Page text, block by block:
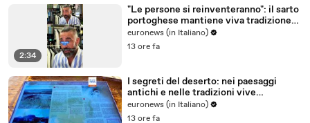
2:34
"Le persone si reinventeranno": il sarto
portoghese mantiene viva tradizione
degli abiti su misura
euronews (in Italiano)
13 ore fa
I segreti del deserto: nei paesaggi
antichi e nelle tradizioni vive
dell'Uzbekistan
euronews (in Italiano)
13 ore fa